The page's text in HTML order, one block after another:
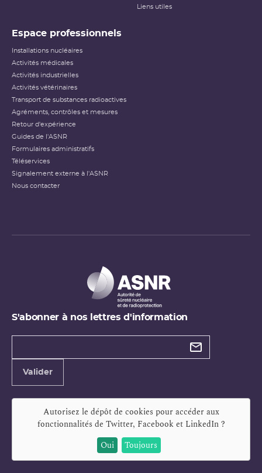
Liens utiles
Espace professionnels
Installations nucléaires
Activités médicales
Activités industrielles
Activités vétérinaires
Transport de substances radioactives
Agréments, contrôles et mesures
Retour d'expérience
Guides de l'ASNR
Formulaires administratifs
Téléservices
Signalement externe à l'ASNR
Nous contacter
S'abonner à nos lettres d'information
Types de
Valider
Autorisez le dépôt de cookies pour accéder aux
fonctionnalités de Twitter, Facebook et LinkedIn?
Oui
Toujours